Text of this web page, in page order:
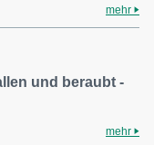
mehr
und beraubt -
mehr